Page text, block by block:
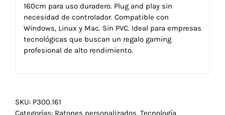
160cm para uso duradero. Plug and play sin
necesidad de controlador. Compatible con
Windows, Linux y Mac. Sin PVC. Ideal para empresas
tecnológicas que buscan un regalo gaming
profesional de alto rendimiento.
SKU: P300.161